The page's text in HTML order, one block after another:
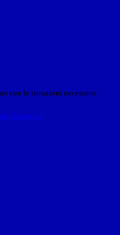
con le istruzioni necessarie.
Spaggiari